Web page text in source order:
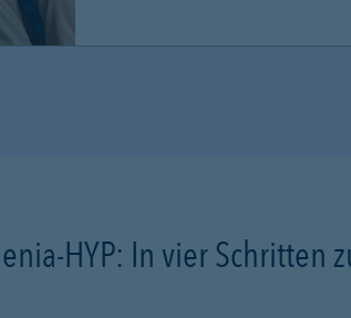
HYP: In vier Schritten